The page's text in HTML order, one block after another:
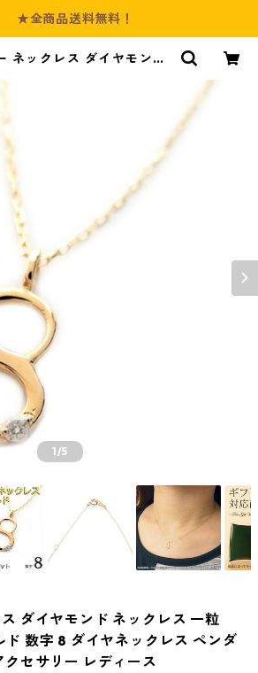
★全商品送料無料！
ネックレス ダイヤモンド
ス | Culture-Booth
1/5
ダイヤモンド ネックレス 一粒
数字 8 ダイヤネックレス ペンダ
クセサリー レディース